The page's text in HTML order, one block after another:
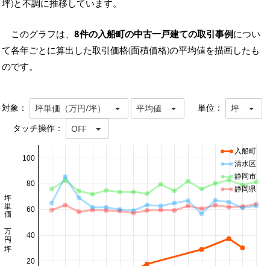
坪)と不調に推移しています。
このグラフは、 8件の入船町の中古一戸建ての取引事例につい
て各年ごとに算出した取引価格(面積価格)の平均値を描画したも
のです。
対象： 坪単価（万円/坪） 平均値 単位： 坪
タッチ操作： OFF
20
40
60
80
100
坪単価 万円/坪
入船町
清水区
静岡市
静岡県